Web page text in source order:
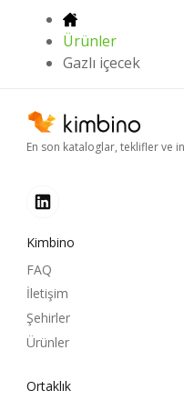
Ürünler
Gazlı içecek
En son kataloglar, teklifler ve
Kimbino
FAQ
İletişim
Şehirler
Ürünler
Ortaklık